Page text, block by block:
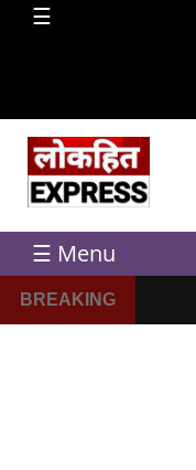
☰
☰ Menu
BREAKING